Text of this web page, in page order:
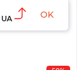
UA OK